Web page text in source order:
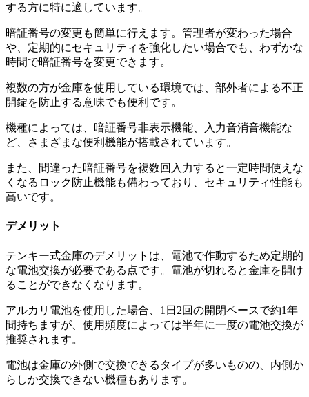
する方に特に適しています。
暗証番号の変更も簡単に行えます。管理者が変わった場合
や、定期的にセキュリティを強化したい場合でも、わずかな
時間で暗証番号を変更できます。
複数の方が金庫を使用している環境では、部外者による不正
開錠を防止する意味でも便利です。
機種によっては、暗証番号非表示機能、入力音消音機能な
ど、さまざまな便利機能が搭載されています。
また、間違った暗証番号を複数回入力すると一定時間使えな
くなるロック防止機能も備わっており、セキュリティ性能も
高いです。
デメリット
テンキー式金庫のデメリットは、電池で作動するため定期的
な電池交換が必要である点です。電池が切れると金庫を開け
ることができなくなります。
アルカリ電池を使用した場合、1日2回の開閉ペースで約1年
間持ちますが、使用頻度によっては半年に一度の電池交換が
推奨されます。
電池は金庫の外側で交換できるタイプが多いものの、内側か
らしか交換できない機種もあります。